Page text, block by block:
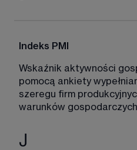
Indeks PMI
Wskaźnik aktywności
pomocą ankiety
szeregu firm
warunków
J